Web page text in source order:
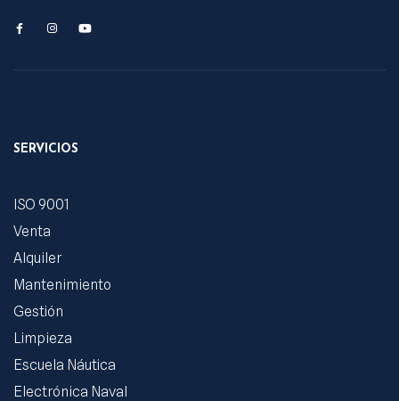
SERVICIOS
ISO 9001
Venta
Alquiler
Mantenimiento
Gestión
Limpieza
Escuela Náutica
Electrónica Naval